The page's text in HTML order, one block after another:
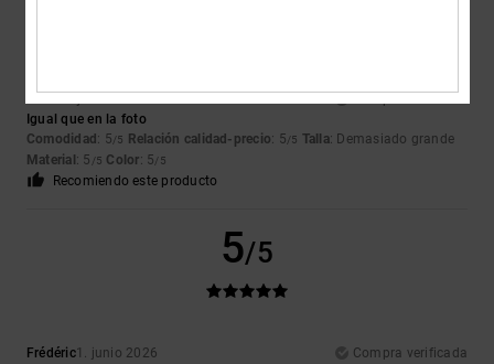
Igual que en la foto
Comodidad : 5/5 Relación calidad-precio: 5/5 Talla: Demasiado grande
Material : 5 /5 Color: 5/5
Recomiendo este producto
5/5
Frédéric1. junio 2026
Compra verificada